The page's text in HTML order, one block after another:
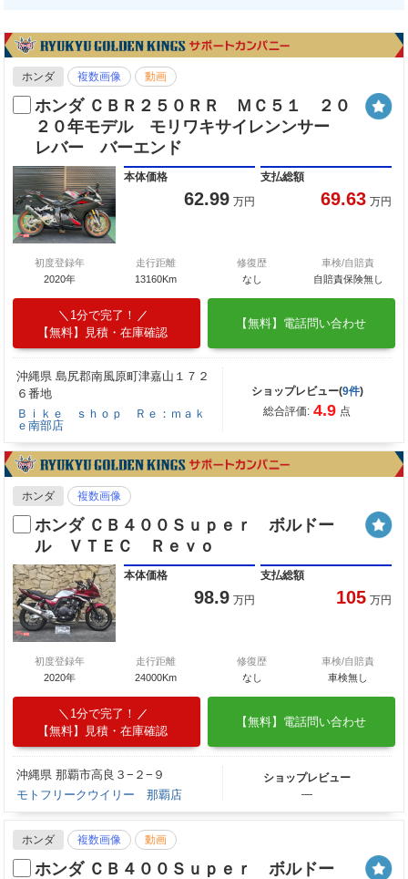
ホンダ 複数画像 動画
ホンダ ＣＢＲ２５０ＲＲ ＭＣ５１ ２０
２０年モデル モリワキサイレンンサー
レバー バーエンド
本体価格
62.99 万円
支払総額
69.63 万円
初度登録年
2020年
走行距離
13160Km
修復歴
なし
車検/自賠責
自賠責保険無し
1分で完了！
【無料】見積・在庫確認
【無料】電話問い合わせ
沖縄県 島尻郡南風原町津嘉山１７２
６番地
Ｂｉｋｅ ｓｈｏｐ Ｒｅ：ｍａｋ
ｅ南部店
ショップレビュー(9件)
総合評価: 4.9 点
ホンダ 複数画像
ホンダ ＣＢ４００Ｓｕｐｅｒ ボルドー
ル ＶＴＥＣ Ｒｅｖｏ
本体価格
98.9 万円
支払総額
105 万円
初度登録年
2020年
走行距離
24000Km
修復歴
なし
車検/自賠責
車検無し
1分で完了！
【無料】見積・在庫確認
【無料】電話問い合わせ
沖縄県 那覇市高良３−２−９
モトフリークウイリー 那覇店
ショップレビュー
―
ホンダ 複数画像 動画
ホンダ ＣＢ４００Ｓｕｐｅｒ ボルドー